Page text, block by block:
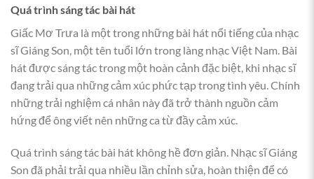
Quá trình sáng tác bài hát
Giấc Mơ Trưa là một trong những bài hát nổi tiếng của nhạc
sĩ Giáng Son, một tên tuổi lớn trong làng nhạc Việt Nam. Bài
hát được sáng tác trong một hoàn cảnh đặc biệt, khi nhạc sĩ
đang trải qua những cảm xúc phức tạp trong tình yêu. Chính
những trải nghiệm cá nhân này đã trở thành nguồn cảm
hứng để ông viết nên những ca từ đầy cảm xúc.
Quá trình sáng tác bài hát không hề đơn giản. Nhạc sĩ Giáng
Son đã phải trải qua nhiều lần chỉnh sửa, hoàn thiện để có